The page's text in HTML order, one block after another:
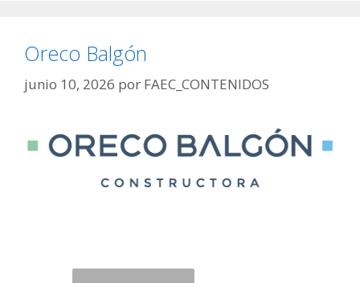
Oreco Balgón
junio 10, 2026 por FAEC_CONTENIDOS